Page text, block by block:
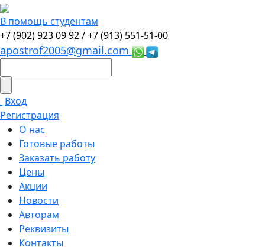
В помощь студентам
+7 (902) 923 09 92 /+7 (913) 551-51-00
apostrof2005@gmail.com
Вход
Регистрация
О нас
Готовые работы
Заказать работу
Цены
Акции
Новости
Авторам
Реквизиты
Контакты